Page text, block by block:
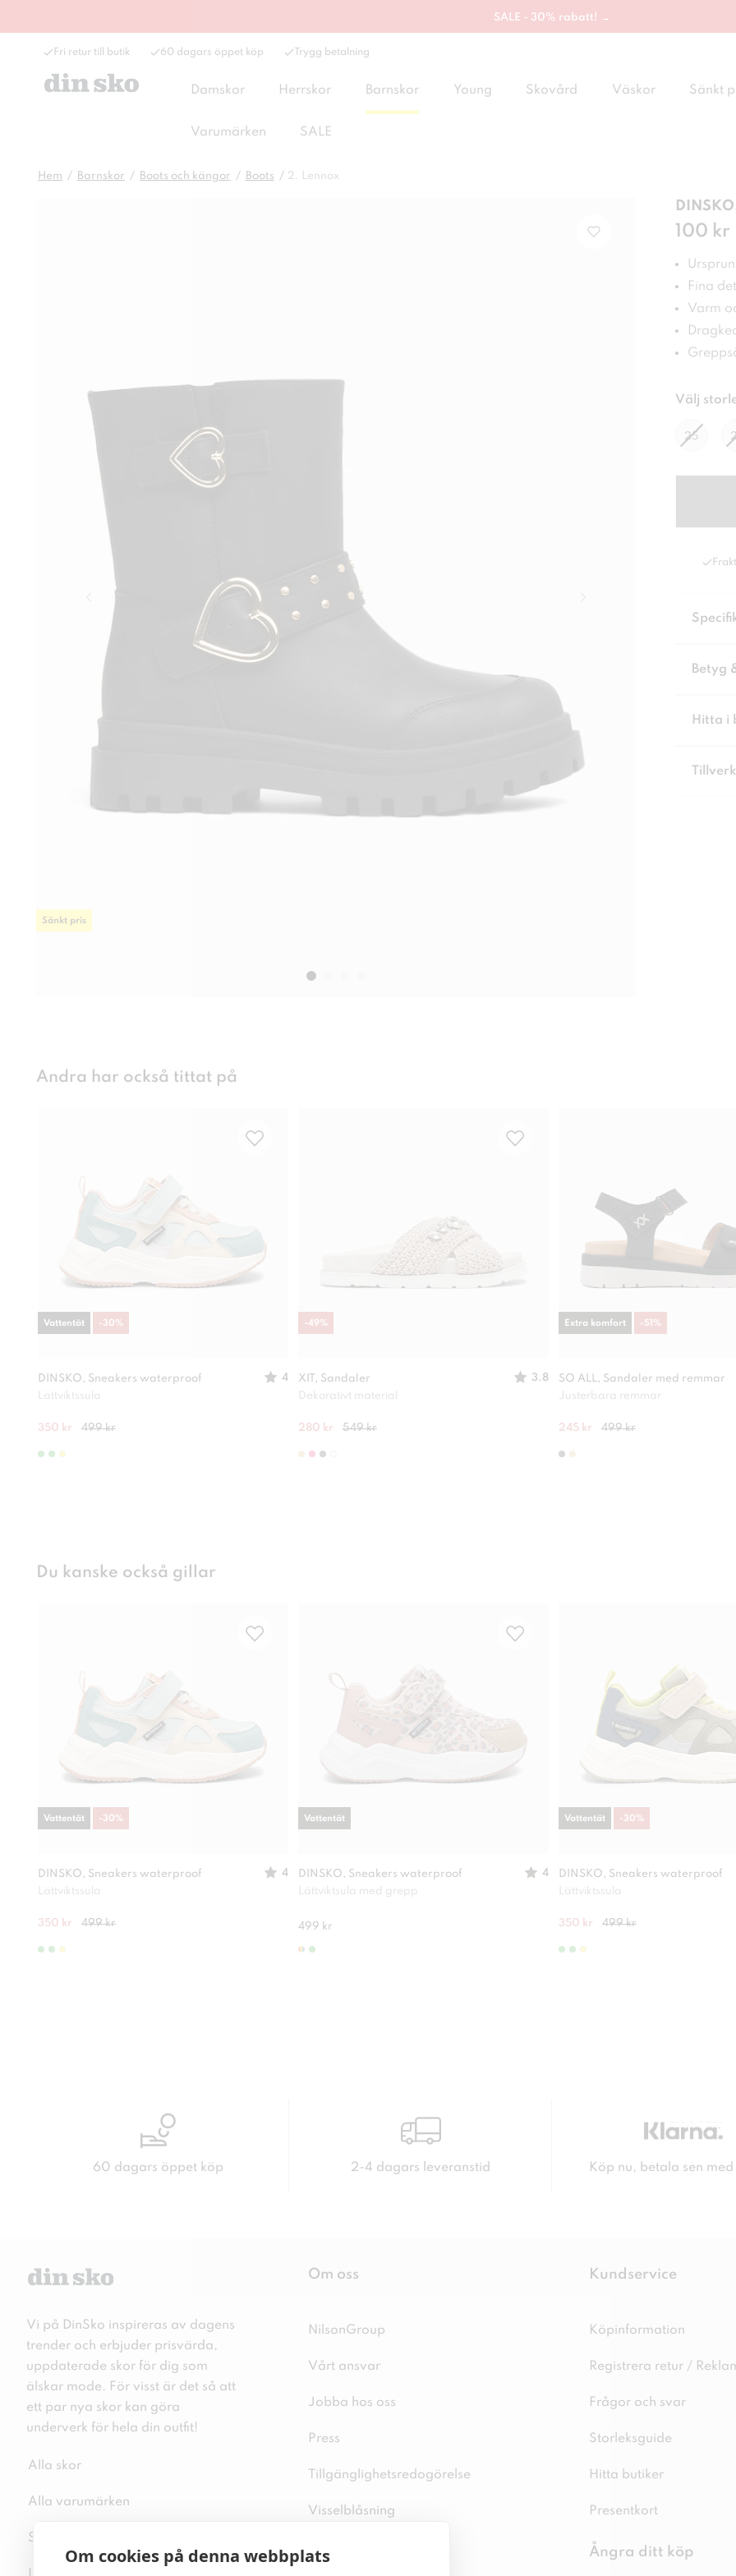
Om cookies på denna webbplats
SALE - 30% rabatt! →
Fri retur till butik 60 dagars öppet köp Trygg betalning
Damskor Herrskor Barnskor Young Skovård Väskor Sänkt
Varumärken SALE
Hem Barnskor Boots och kängor Boots 2. Lennox
Sänkt pris
Pris: 100
100 kr
Fina
Varm
Välj
25
Betyg
Hitta i
Andra har också tittat på
DINSKO, Sneakers waterproof
4
Lättviktssula
350 kr 499 kr
Vattentät -30%
XIT, Sandaler
3.8
Dekorativt material
280 kr 549 kr
-49%
SO ALL, Sandaler med remmar
Justerbara remmar
245 kr 499 kr
Extra komfort -51 %
Du kanske också gillar
DINSKO, Sneakers waterproof
4
Lättviktssula
350 kr 499 kr
Vattentät -30%
DINSKO, Sneakers waterproof
4
Lättviktsula med grepp
499 kr
Vattentät
DINSKO, Sneakers waterproof
Lättviktssula
350 kr 499 kr
Vattentät -30%
60 dagars öppet köp 2-4 dagars leveranstid Köp nu, betala sen
Vi på DinSko inspireras av dagens
trender och erbjuder prisvärda,
uppdaterade skor för dig som
älskar mode. För visst är det så att
ett par nya skor kan göra
underverk för hela din outfit!
Alla skor
Alla varumärken
Sitemap
Om oss
NilsonGroup
Vårt ansvar
Jobba hos oss
Press
Tillgänglighetsredogörelse
Visselblåsning
Kundservice
Köpinformation
Registrera retur /
Frågor och svar
Storleksguide
Hitta butiker
Presentkort
Ångra ditt köp